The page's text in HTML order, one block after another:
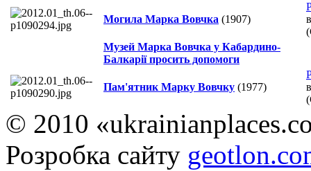
Могила Марка Вовчка (1907)
Музей Марка Вовчка у Кабардино-
Балкарії просить допомоги
Пам'ятник Марку Вовчку (1977)
© 2010
Розробка сайту